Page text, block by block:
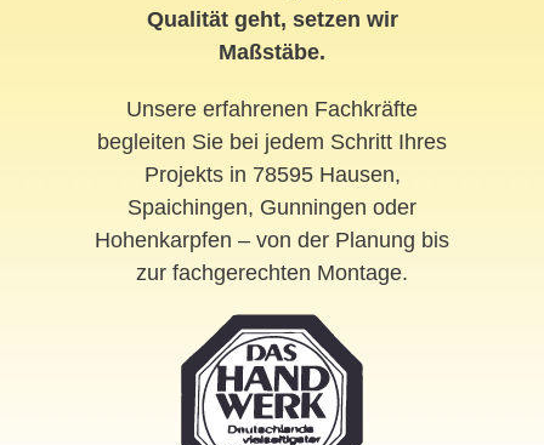
Qualität geht, setzen wir
Maßstäbe.
Unsere erfahrenen Fachkräfte
begleiten Sie bei jedem Schritt Ihres
Projekts in 78595 Hausen,
Spaichingen, Gunningen oder
Hohenkarpfen – von der Planung bis
zur fachgerechten Montage.